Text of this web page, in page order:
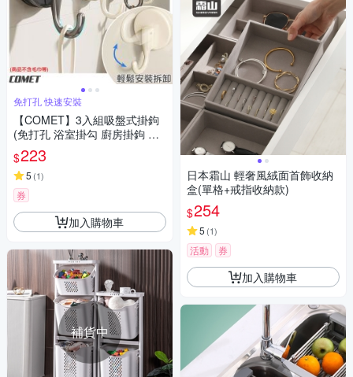
免打孔 快速安裝
【COMET】3入組吸盤式掛鉤
(免打孔 浴室掛勾 廚房掛鉤 衣
服掛勾 帽子掛鈎 無痕掛勾/5A2
3)
$223
5 (1)
券
加入購物車
補貨中
日本霜山 輕奢風絨面首飾收納
盒(單格+戒指收納款)
$254
5 (1)
活動 券
加入購物車